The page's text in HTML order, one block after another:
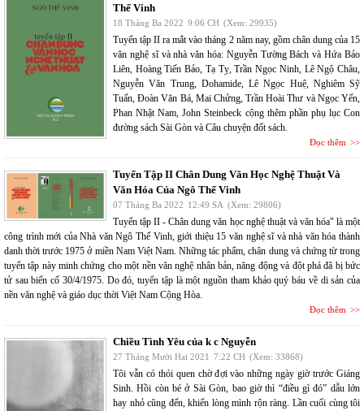
Thế Vinh
18 Tháng Ba 2022 9:06 CH (Xem: 29935)
Tuyển tập II ra mắt vào tháng 2 năm nay, gồm chân dung của 15
văn nghệ sĩ và nhà văn hóa: Nguyễn Tường Bách và Hứa Bảo
Liên, Hoàng Tiến Bảo, Tạ Tỵ, Trần Ngọc Ninh, Lê Ngộ Châu,
Nguyễn Văn Trung, Dohamide, Lê Ngọc Huệ, Nghiêm Sỹ
Tuấn, Đoàn Văn Bá, Mai Chửng, Trần Hoài Thư và Ngọc Yến,
Phan Nhật Nam, John Steinbeck cộng thêm phần phụ lục Con
đường sách Sài Gòn và Câu chuyện đốt sách.
Đọc thêm
Tuyển Tập II Chân Dung Văn Học Nghệ Thuật Và
Văn Hóa Của Ngô Thế Vinh
07 Tháng Ba 2022 12:49 SA (Xem: 29806)
Tuyển tập II - Chân dung văn học nghệ thuật và văn hóa" là một
công trình mới của Nhà văn Ngô Thế Vinh, giới thiệu 15 văn nghệ sĩ và nhà văn hóa thành
danh thời trước 1975 ở miền Nam Việt Nam. Những tác phẩm, chân dung và chứng từ trong
tuyển tập này minh chứng cho một nền văn nghệ nhân bản, năng động và đột phá đã bị bức
tử sau biến cố 30/4/1975. Do đó, tuyển tập là một nguồn tham khảo quý báu về di sản của
nền văn nghệ và giáo dục thời Việt Nam Cộng Hòa.
Đọc thêm
Chiều Tình Yêu của k c Nguyễn
27 Tháng Mười Hai 2021 7:22 CH (Xem: 33868)
Tôi vẫn có thói quen chờ đợi vào những ngày giờ trước Giáng
Sinh. Hồi còn bé ở Sài Gòn, bao giờ thì “điều gì đó” dẫu lớn
hay nhỏ cũng đến, khiến lòng mình rộn ràng. Lần cuối cùng tôi